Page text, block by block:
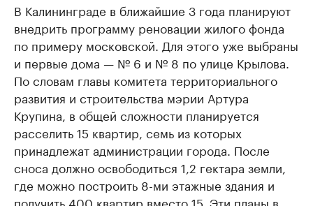
В Калининграде в ближайшие 3 года планируют
внедрить программу реновации жилого фонда
по примеру московской. Для этого уже выбраны
и первые дома — № 6 и № 8 по улице Крылова.
По словам главы комитета территориального
развития и строительства мэрии Артура
Крупина, в общей сложности планируется
расселить 15 квартир, семь из которых
принадлежат администрации города. После
сноса должно освободиться 1,2 гектара земли,
где можно построить 8-ми этажные здания и
получить 400 квартир вместо 15. Эти планы в